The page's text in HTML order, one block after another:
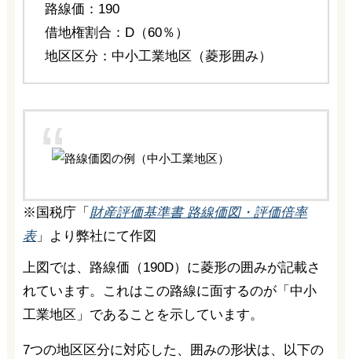
路線価：190
借地権割合：D（60％）
地区区分：中小工業地区（菱形囲み）
※国税庁「 財産評価基準書 路線価図・評価倍率
表」より弊社にて作図
上図では、路線価（190D）に菱形の囲みが記載さ
れています。これはこの路線に面するのが「中小
工業地区」であることを示しています。
7つの地区区分に対応した、囲みの形状は、以下の